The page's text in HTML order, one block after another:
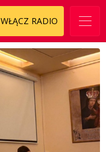
WŁĄCZ RADIO